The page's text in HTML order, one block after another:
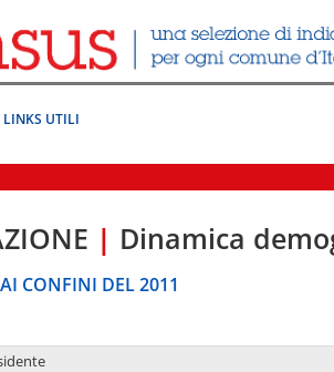
LINKS UTILI
| Dinamica
CONFINI DEL 2011